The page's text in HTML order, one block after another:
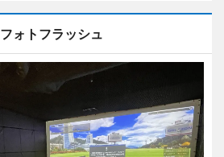
フォトフラッシュ